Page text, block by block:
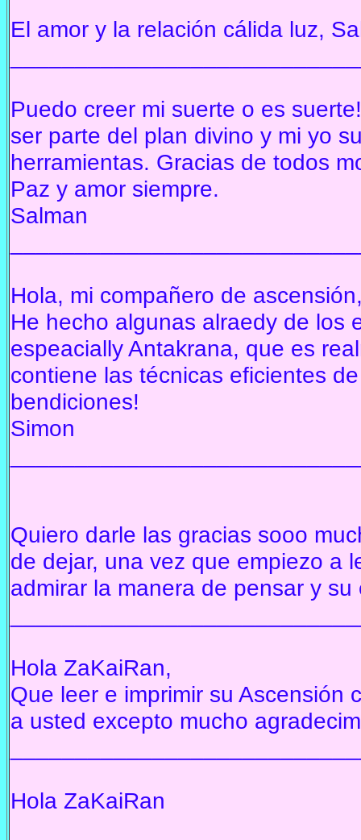
El amor y la relación cálida luz,
Puedo creer mi suerte o es
ser parte del plan divino y mi yo
herramientas. Gracias de todos
Paz y amor siempre.
Salman
Hola, mi compañero de
He hecho algunas alraedy de los
espeacially Antakrana, que es
contiene las técnicas eficientes
bendiciones!
Simon
Quiero darle las gracias sooo
de dejar, una vez que empiezo a
admirar la manera de pensar y
Hola ZaKaiRan,
Que leer e imprimir su
a usted excepto mucho
Hola ZaKaiRan